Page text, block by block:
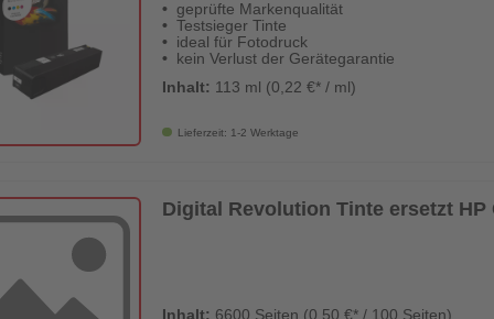
geprüfte Markenqualität
Testsieger Tinte
ideal für Fotodruck
kein Verlust der Gerätegarantie
Inhalt: 113 ml (0,22 €* / ml)
Lieferzeit: 1-2 Werktage
Digital Revolution Tinte ersetzt HP
Inhalt: 6600 Seiten (0,50 €* / 100 Seiten)